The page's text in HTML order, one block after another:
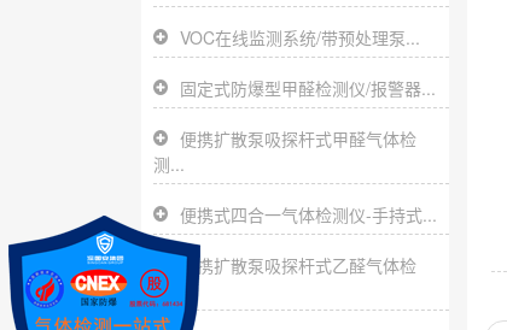
VOC在线监测系统/带预处理泵...
固定式防爆型甲醛检测仪/报警器...
便携扩散泵吸探杆式甲醛气体检
测...
便携式四合一气体检测仪-手持式...
便携扩散泵吸探杆式乙醛气体检
测...